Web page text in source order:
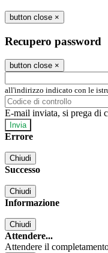
button close ×
Recupero password
button close ×
all'indirizzo indicato con le
E-mail inviata, si prega di
Errore
Chiudi
Successo
Chiudi
Informazione
Chiudi
Attendere...
Attendere il